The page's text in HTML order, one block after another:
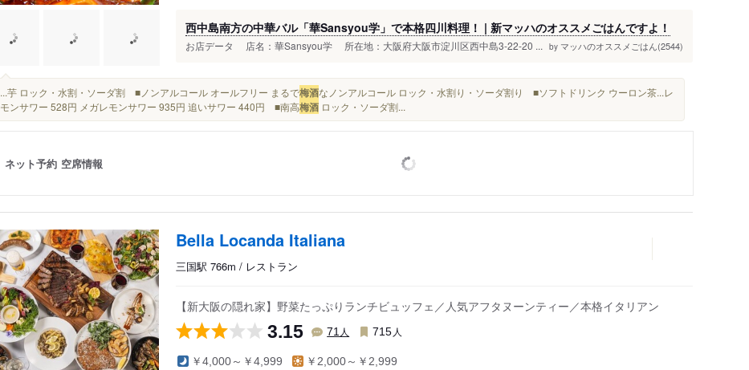
西中島南方の中華バル「華Sansyou学」で本格四川料理！ | 新マッハのオススメごはんですよ！
お店データ 店名：華Sansyou学 所在地：大阪府大阪市淀川区西中島3-22-20 ... by マッハのオススメごはん(2544)
...芋 ロック・水割・ソーダ割 ■ノンアルコール オールフリー まるで梅酒なノンアルコール ロック・水割り・ソーダ割り ■ソフトドリンク ウーロン茶...レ
モンサワー 528円 メガレモンサワー 935円 追いサワー 440円 ■南高梅酒 ロック・ソーダ割...
ネット予約 空席情報
Bella Locanda Italiana
三国駅 766m / レストラン
【新大阪の隠れ家】野菜たっぷりランチビュッフェ／人気アフタヌーンティー／本格イタリアン
3.15 71 人 715 人
￥4,000～￥4,999 ￥2,000～￥2,999